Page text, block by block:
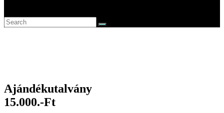
Ajándékutalvány
15.000.-Ft